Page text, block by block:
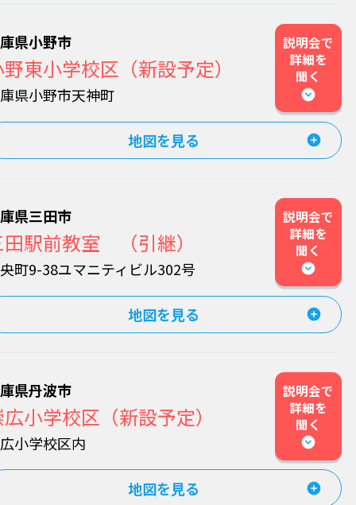
県小野市
東小学校区（新設予定）
県小野市天神町
説明会で
詳細を
聞く
地図を見る
県三田市
駅前教室 （引継）
町9-38ユマニティビル302号
説明会で
詳細を
聞く
地図を見る
県丹波市
小学校区（新設予定）
小学校区内
説明会で
詳細を
聞く
地図を見る